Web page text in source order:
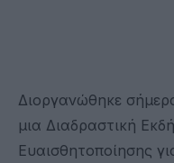
Διοργανώθηκε
μια Διαδραστική
Ευαισθητοποίησης